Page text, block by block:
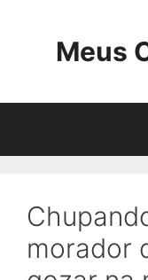
Meus
morador